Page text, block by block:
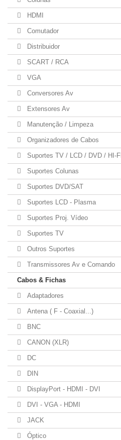
HDMI
Comutador
Distribuidor
SCART / RCA
VGA
Conversores Av
Extensores Av
Manutenção / Limpeza
Organizadores de Cabos
Suportes TV / LCD / DVD / HI-FI
Suportes Colunas
Suportes DVD/SAT
Suportes LCD - Plasma
Suportes Proj. Vídeo
Suportes TV
Outros Suportes
Transmissores Av e Comando
Cabos & Fichas
Adaptadores
Antena ( F - Coaxial...)
BNC
CANON (XLR)
DC
DIN
DisplayPort - HDMI - DVI
DVI - VGA - HDMI
JACK
Óptico